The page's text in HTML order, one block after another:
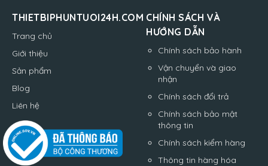
THIETBIPHUNTUOI24H.COM
Trang chủ
Giới thiệu
Sản phẩm
Blog
Liên hệ
CHÍNH SÁCH VÀ
HƯỚNG DẪN
Chính sách bảo hành
Vận chuyển và giao
nhận
Chính sách đổi trả
Chính sách bảo mật
thông tin
Chính sách kiểm hàng
Thông tin hàng hóa